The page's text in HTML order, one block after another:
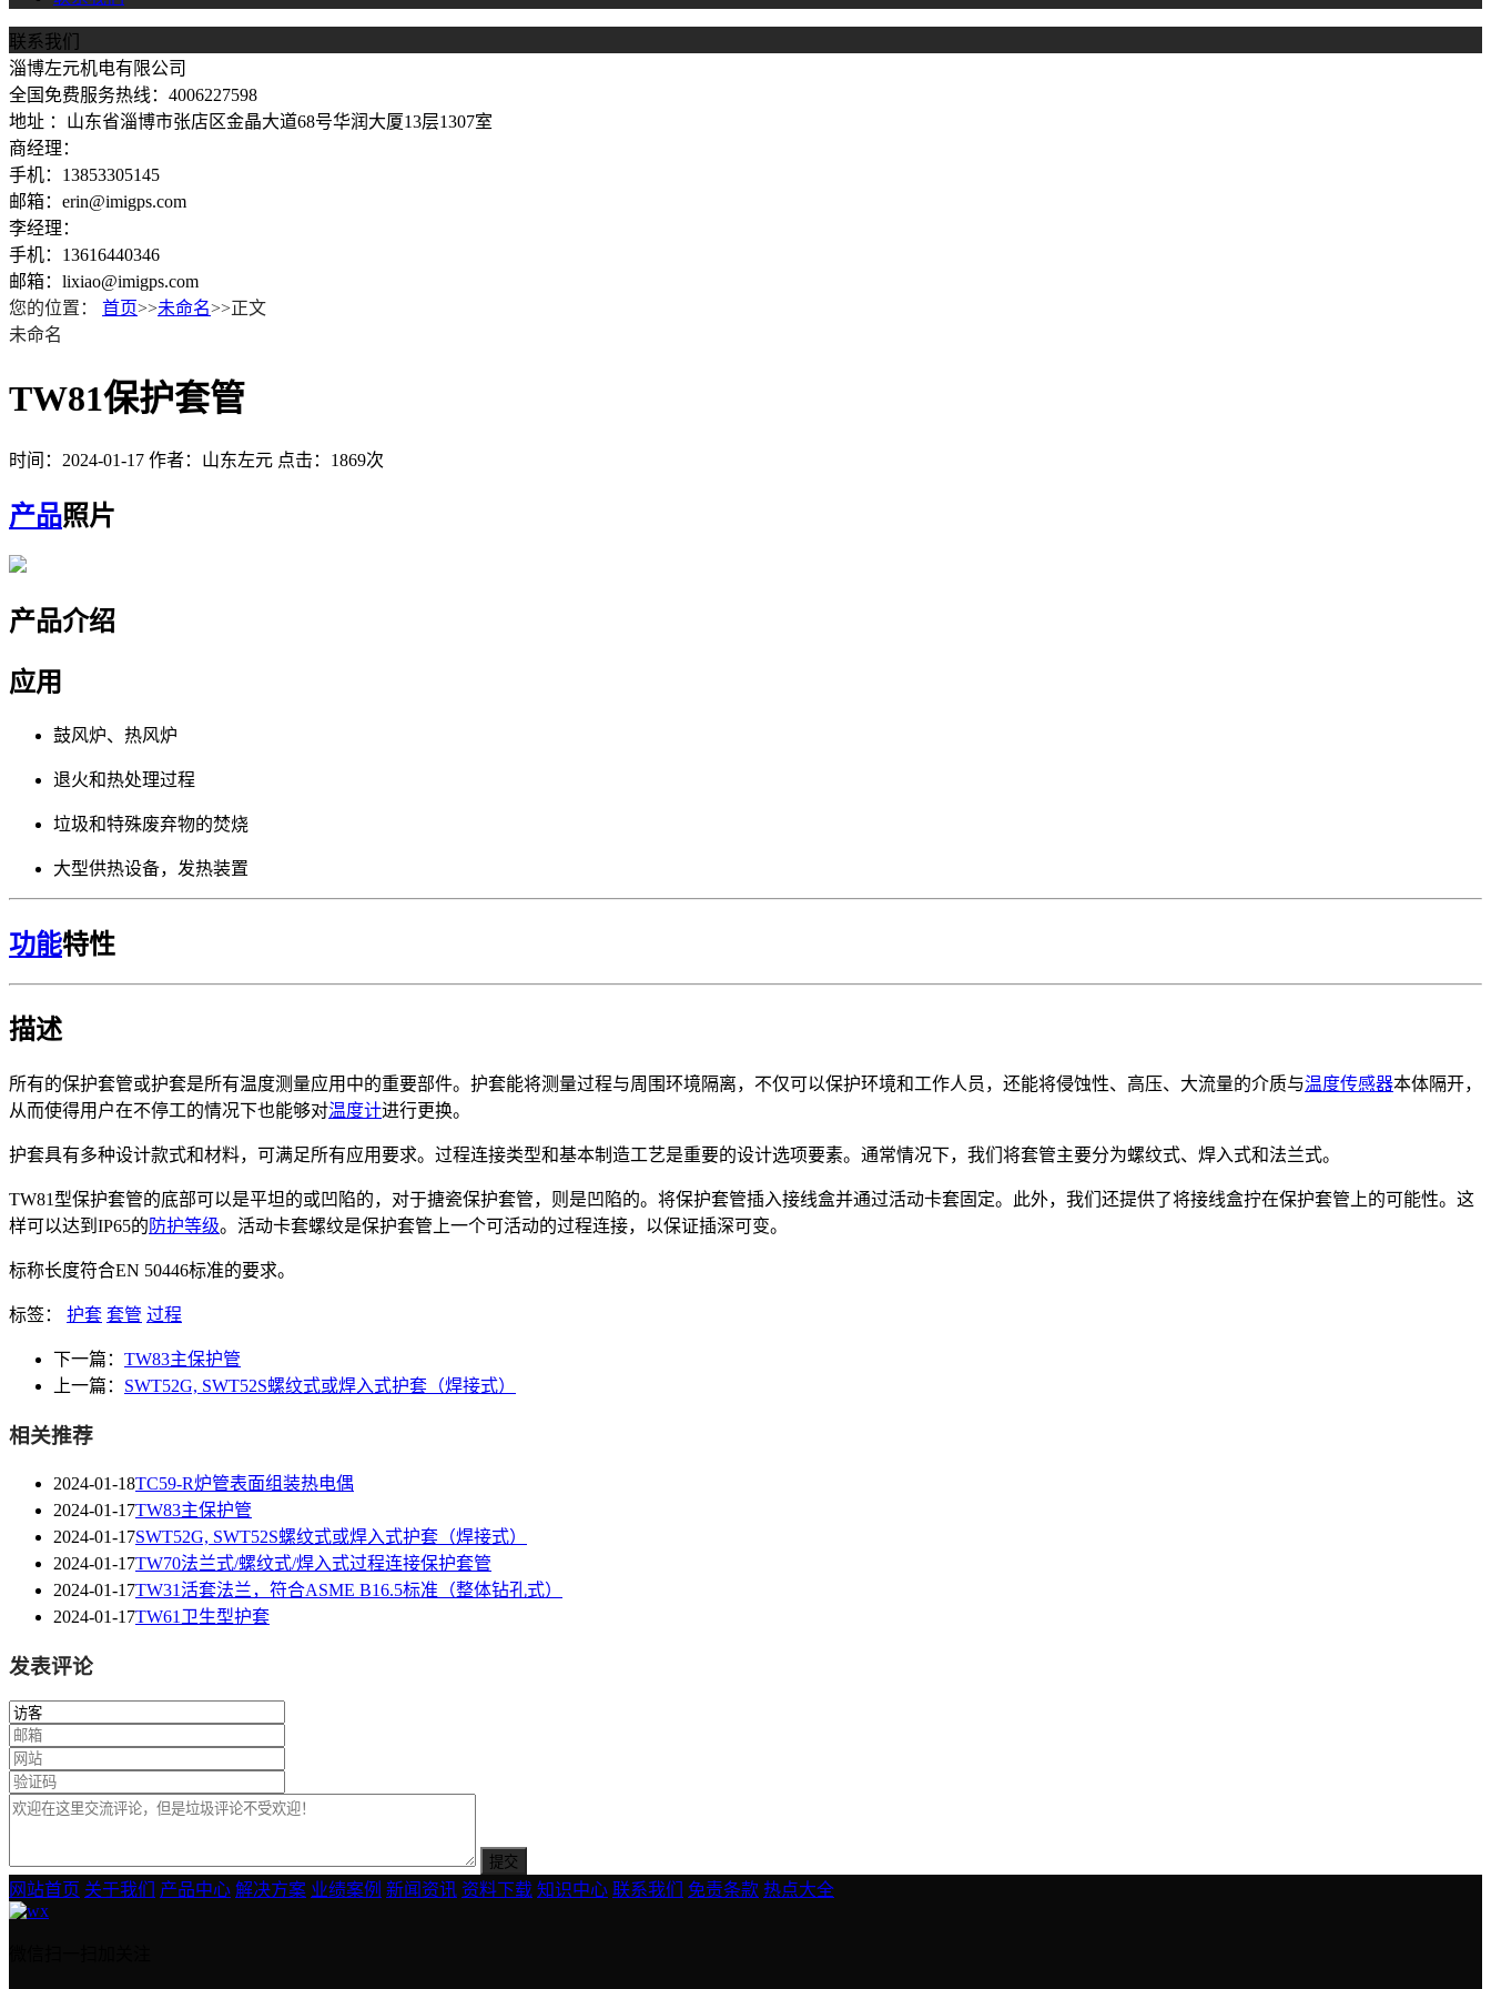
联系我们
淄博左元机电有限公司
全国免费服务热线：4006227598
地址 ：山东省淄博市张店区金晶大道68号华润大厦13层1307室
商经理：
手机：13853305145
邮箱：erin@imigps.com
李经理：
手机：13616440346
邮箱：lixiao@imigps.com
您的位置：
首页>>未命名>>正文
未命名
TW81保护套管
时间：2024-01-17 作者：山东左元 点击：1869次
产品照片
产品介绍
应用
鼓风炉、热风炉
退火和热处理过程
垃圾和特殊废弃物的焚烧
大型供热设备，发热装置
功能特性
描述
所有的保护套管或护套是所有温度测量应用中的重要部件。护套能将测量过程与周围环境隔离，不仅可以保护环境和工作人员，还能将侵蚀性、高压、大流量的介质与温度传感器本体隔开，
从而使得用户在不停工的情况下也能够对温度计进行更换。
护套具有多种设计款式和材料，可满足所有应用要求。过程连接类型和基本制造工艺是重要的设计选项要素。通常情况下，我们将套管主要分为螺纹式、焊入式和法兰式。
TW81型保护套管的底部可以是平坦的或凹陷的，对于搪瓷保护套管，则是凹陷的。将保护套管插入接线盒并通过活动卡套固定。此外，我们还提供了将接线盒拧在保护套管上的可能性。这
样可以达到IP65的 防护等级。活动卡套螺纹是保护套管上一个可活动的过程连接，以保证插深可变。
标称长度符合EN 50446标准的要求。
标签： 护套 套管 过程
下一篇： TW83主保护管
上一篇： SWT52G, SWT52S螺纹式或焊入式护套（焊接式）
相关推荐
2024-01-18TC59-R炉管表面组装热电偶
2024-01-17TW83主保护管
2024-01-17SWT52G, SWT52S螺纹式或焊入式护套（焊接式）
2024-01-17TW70法兰式/螺纹式/焊入式过程连接保护套管
2024-01-17TW31活套法兰，符合ASME B16.5标准（整体钻孔式）
2024-01-17TW61卫生型护套
发表评论
网站首页 关于我们 产品中心 解决方案 业绩案例 新闻资讯 资料下载 知识中心 联系我们 免责条款 热点大全